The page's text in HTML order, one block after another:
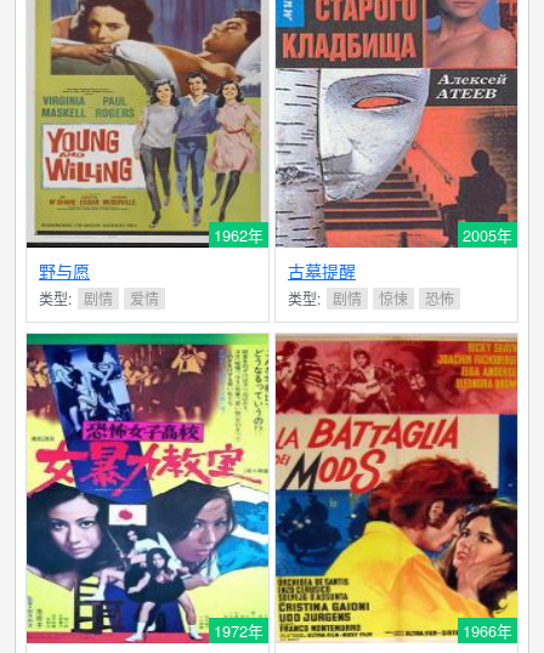
1962年
野与愿
类型: 剧情 爱情
2005年
古墓提醒
类型: 剧情 惊悚 恐怖
1972年 1966年